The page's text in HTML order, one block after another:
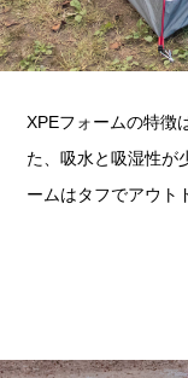
XPEフォームの特徴
た、吸水と吸湿性が
ームはタフでアウト